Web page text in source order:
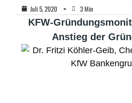
Juli 5, 2020 3 Min
KFW-
Anstieg der